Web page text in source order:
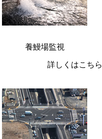
養鰻場監視
詳しくはこちら